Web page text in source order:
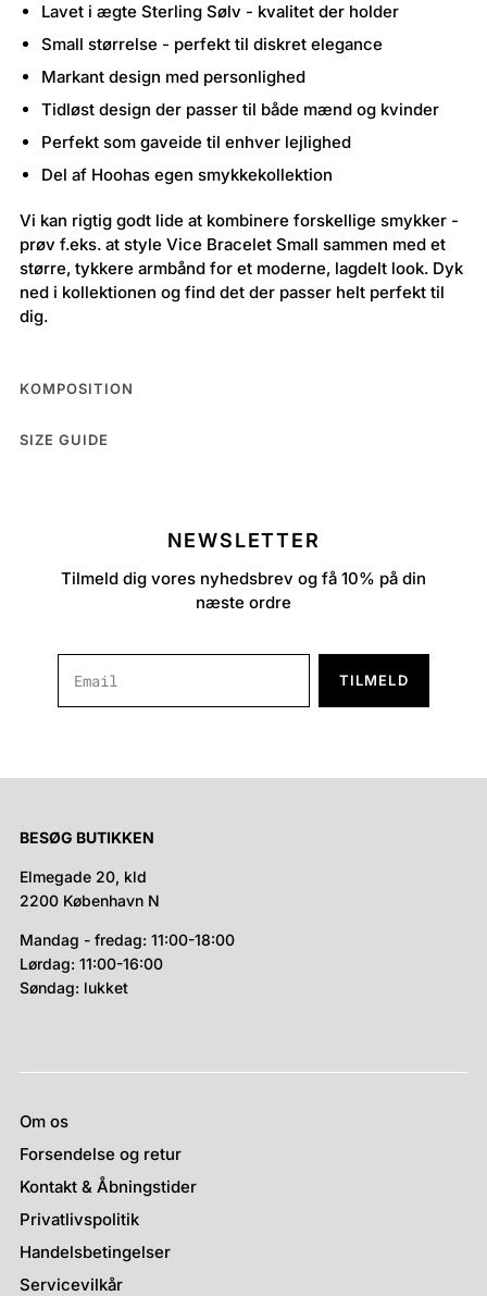
Lavet i ægte Sterling Sølv - kvalitet der holder
Small størrelse - perfekt til diskret elegance
Markant design med personlighed
Tidløst design der passer til både mænd og kvinder
Perfekt som gaveide til enhver lejlighed
Del af Hoohas egen smykkekollektion
Vi kan rigtig godt lide at kombinere forskellige smykker -
prøv f.eks. at style Vice Bracelet Small sammen med et
større, tykkere armbånd for et moderne, lagdelt look. Dyk
ned i kollektionen og find det der passer helt perfekt til
dig.
KOMPOSITION
SIZE GUIDE
NEWSLETTER
Tilmeld dig vores nyhedsbrev og få 10% på din
næste ordre
TILMELD
BESØG BUTIKKEN
Elmegade 20, kld
2200 København N
Mandag - fredag: 11:00-18:00
Lørdag: 11:00-16:00
Søndag: lukket
Om os
Forsendelse og retur
Kontakt & Åbningstider
Privatlivspolitik
Handelsbetingelser
Servicevilkår